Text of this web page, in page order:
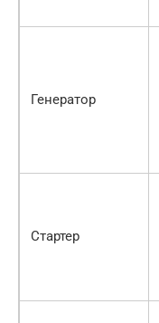
Генератор
Стартер